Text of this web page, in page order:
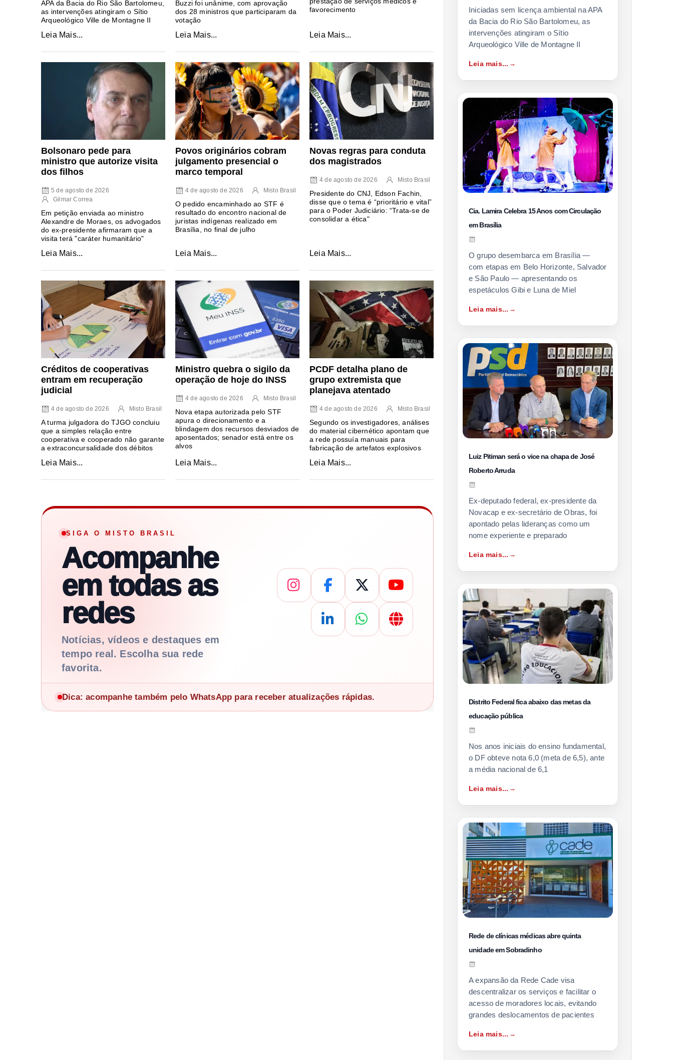
APA da Bacia do Rio São Bartolomeu,
as intervenções atingiram o Sítio
Arqueológico Ville de Montagne II
Leia Mais...
Buzzi foi unânime, com aprovação
dos 28 ministros que participaram da
votação
Leia Mais...
favorecimento
Leia Mais...
Bolsonaro pede para
ministro que autorize visita
dos filhos
5 de agosto de 2026
Gilmar Correa
Em petição enviada ao ministro
Alexandre de Moraes, os advogados
do ex-presidente afirmaram que a
visita terá "caráter humanitário"
Leia Mais...
Povos originários cobram
julgamento presencial o
marco temporal
4 de agosto de 2026 Misto Brasil
O pedido encaminhado ao STF é
resultado do encontro nacional de
juristas indígenas realizado em
Brasília, no final de julho
Leia Mais...
Novas regras para conduta
dos magistrados
4 de agosto de 2026 Misto Brasil
Presidente do CNJ, Edson Fachin,
disse que o tema é “prioritário e vital”
para o Poder Judiciário: “Trata-se de
consolidar a ética"
Leia Mais...
Créditos de cooperativas
entram em recuperação
judicial
4 de agosto de 2026 Misto Brasil
A turma julgadora do TJGO concluiu
que a simples relação entre
cooperativa e cooperado não garante
a extraconcursalidade dos débitos
Leia Mais...
Ministro quebra o sigilo da
operação de hoje do INSS
4 de agosto de 2026 Misto Brasil
Nova etapa autorizada pelo STF
apura o direcionamento e a
blindagem dos recursos desviados de
aposentados; senador está entre os
alvos
Leia Mais...
PCDF detalha plano de
grupo extremista que
planejava atentado
4 de agosto de 2026 Misto Brasil
Segundo os investigadores, análises
do material cibernético apontam que
a rede possuía manuais para
fabricação de artefatos explosivos
Leia Mais...
SIGA O MISTO BRASIL
Acompanhe
em todas as
redes
Notícias, vídeos e destaques em
tempo real. Escolha sua rede
favorita.
Dica: acompanhe também pelo WhatsApp para receber atualizações rápidas.
Iniciadas sem licença ambiental na APA
da Bacia do Rio São Bartolomeu, as
intervenções atingiram o Sítio
Arqueológico Ville de Montagne II
Leia mais...
Cia. Lamira Celebra 15 Anos com Circulação
em Brasília
O grupo desembarca em Brasília —
com etapas em Belo Horizonte, Salvador
e São Paulo — apresentando os
espetáculos Gibi e Luna de Miel
Leia mais...
Luiz Pitiman será o vice na chapa de José
Roberto Arruda
Ex-deputado federal, ex-presidente da
Novacap e ex-secretário de Obras, foi
apontado pelas lideranças como um
nome experiente e preparado
Leia mais...
Distrito Federal fica abaixo das metas da
educação pública
Nos anos iniciais do ensino fundamental,
o DF obteve nota 6,0 (meta de 6,5), ante
a média nacional de 6,1
Leia mais...
Rede de clínicas médicas abre quinta
unidade em Sobradinho
A expansão da Rede Cade visa
descentralizar os serviços e facilitar o
acesso de moradores locais, evitando
grandes deslocamentos de pacientes
Leia mais...